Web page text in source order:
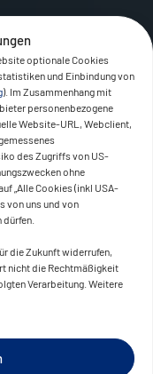
optionale Cookies
und Einbindung von
). Im Zusammenhang mit
personenbezogene
Website-URL, Webclient,
des Zugriffs von US-
ohne
„Alle Cookies (inkl USA-
von uns und von
die Zukunft widerrufen,
nicht die Rechtmäßigkeit
Verarbeitung. Weitere